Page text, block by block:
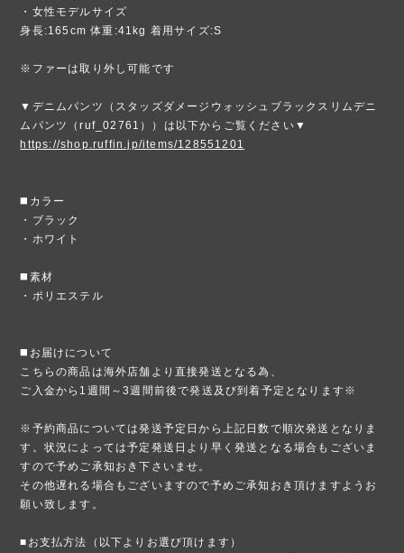
・女性モデルサイズ
身長:165cm 体重:41kg 着用サイズ:S
※ファーは取り外し可能です
▼デニムパンツ（スタッズダメージウォッシュブラックスリムデニ
ムパンツ（ruf_02761））は以下からご覧ください▼
https://shop.ruffin.jp/items/128551201
◼️カラー
・ブラック
・ホワイト
◼️素材
・ポリエステル
◼️お届けについて
こちらの商品は海外店舗より直接発送となる為、
ご入金から1週間～3週間前後で発送及び到着予定となります※
※予約商品については発送予定日から上記日数で順次発送となりま
す。状況によっては予定発送日より早く発送となる場合もございま
すので予めご承知おき下さいませ。
その他遅れる場合もございますので予めご承知おき頂けますようお
願い致します。
■お支払方法（以下よりお選び頂けます）